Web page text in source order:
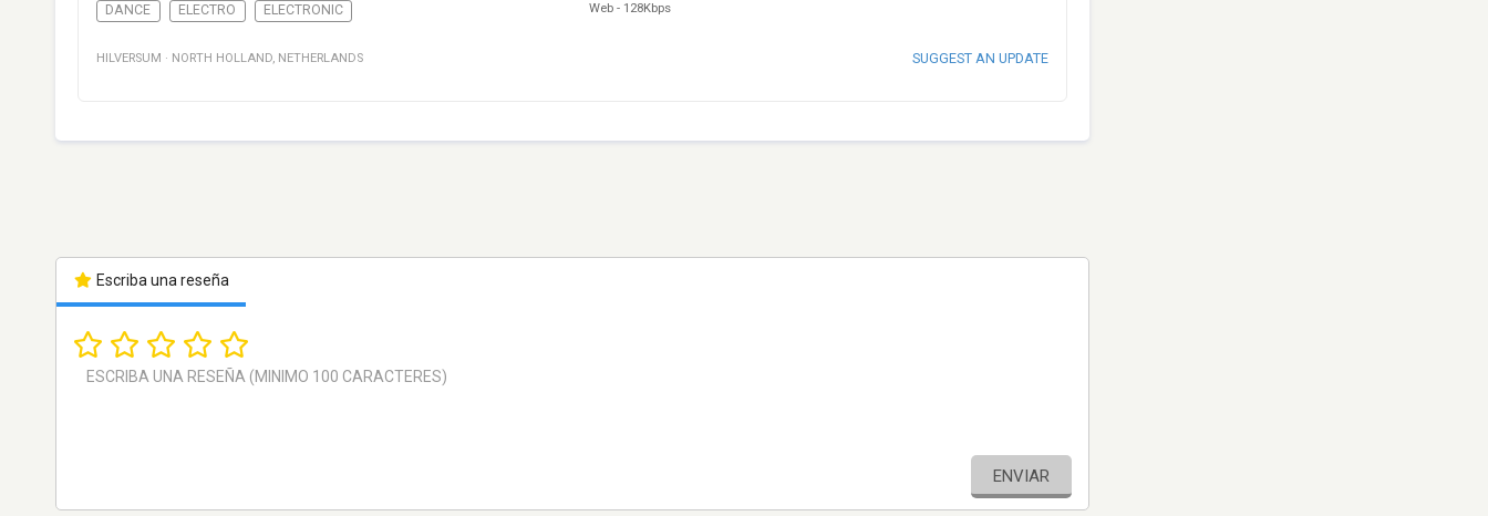
DANCE ELECTRO ELECTRONIC Web - 128Kbps
HILVERSUM · NORTH HOLLAND, NETHERLANDS SUGGEST AN UPDATE
Escriba una reseña
ENVIAR